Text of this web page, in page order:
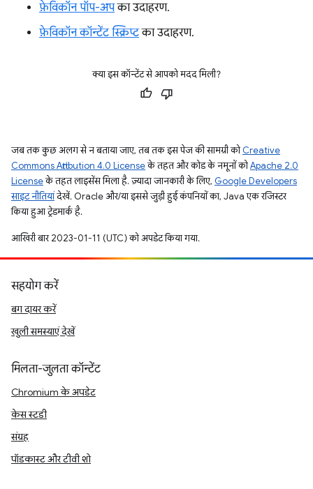
फ़ेविकॉन पॉप-अपका उदाहरण.
फ़ेविकॉन कॉन्टेंट स्क्रिप्टका उदाहरण.
क्या इस कॉन्टेंट से आपको मदद मिली?
जब तक कुछ अलग से न बताया जाए, तब तक इस पेज की सामग्री कोCreative
Commons Attribution 4.0 Licenseके तहत और कोड के नमूनों कोApache 2.0
Licenseके तहत लाइसेंस मिला है. ज़्यादा जानकारी के लिए, Google Developers
साइट नीतियांदेखें. Oracle और/या इससे जुड़ी हुई कंपनियों का, Java एक रजिस्टर
किया हुआ ट्रेडमार्क है.
आखिरी बार 2023-01-11 (UTC) को अपडेट किया गया.
सहयोग करें
बग दायर करें
खुली समस्याएं देखें
मिलता-जुलता कॉन्टेंट
Chromium के अपडेट
केस स्टडी
संग्रह
पॉडकास्ट और टीवी शो